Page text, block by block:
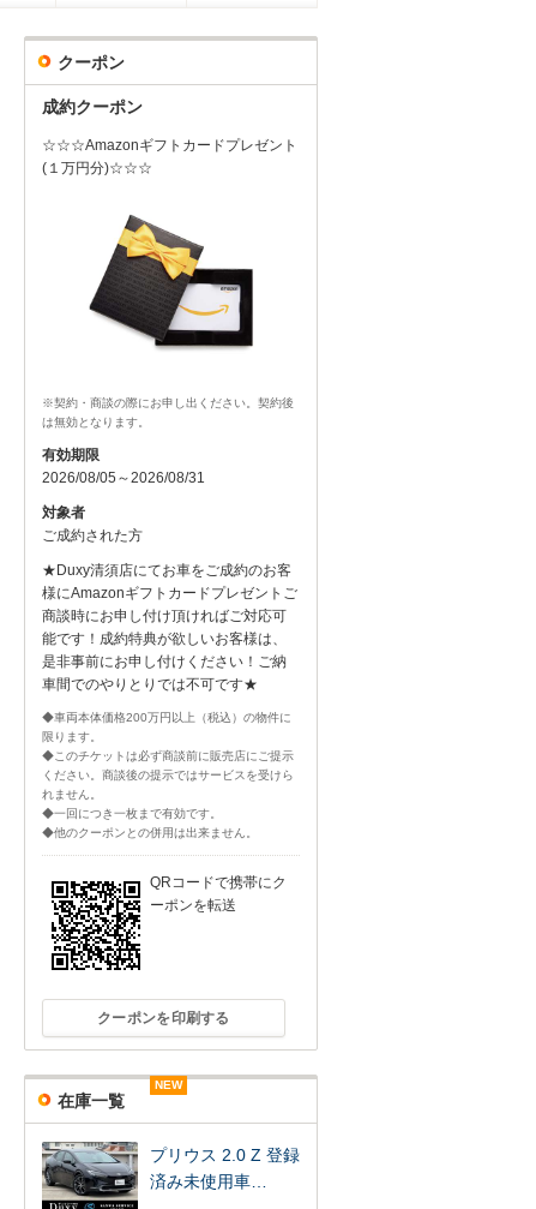
クーポン
成約クーポン
☆☆☆Amazonギフトカードプレゼント
(１万円分)☆☆☆
※契約・商談の際にお申し出ください。契約後
は無効となります。
有効期限
2026/08/05～2026/08/31
対象者
ご成約された方
★Duxy清須店にてお車をご成約のお客
様にAmazonギフトカードプレゼントご
商談時にお申し付け頂ければご対応可
能です！成約特典が欲しいお客様は、
是非事前にお申し付けください！ご納
車間でのやりとりでは不可です★
◆車両本体価格200万円以上（税込）の物件に
限ります。
◆このチケットは必ず商談前に販売店にご提示
ください。商談後の提示ではサービスを受けら
れません。
◆一回につき一枚まで有効です。
◆他のクーポンとの併用は出来ません。
QRコードで携帯にク
ーポンを転送
クーポンを印刷する
在庫一覧
NEW
プリウス 2.0 Z 登録
済み未使用車…
NEW
NEW
NEW
NEW
NEW